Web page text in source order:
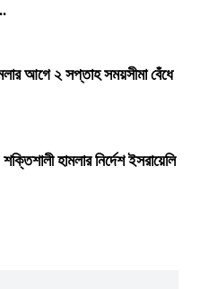
আগে ২ সপ্তাহ সময়সীমা বেঁধে
হামলার নির্দেশ ইসরায়েলি